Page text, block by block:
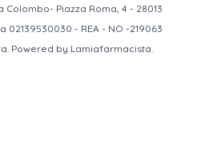
Colombo- Piazza Roma, 4 - 28013
02139530030 - REA - NO -219063
Powered by Lamiafarmacista.